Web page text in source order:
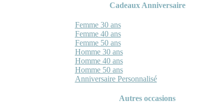
Cadeaux Anniversaire
Femme 30 ans
Femme 40 ans
Femme 50 ans
Homme 30 ans
Homme 40 ans
Homme 50 ans
Anniversaire Personnalisé
Autres occasions